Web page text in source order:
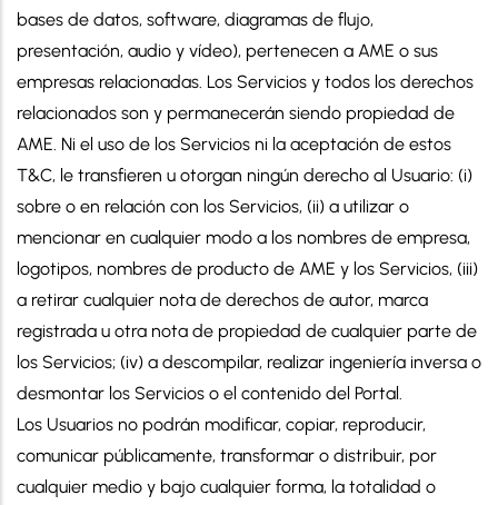
bases de datos, software, diagramas de flujo,
presentación, audio y vídeo), pertenecen a AME o sus
empresas relacionadas. Los Servicios y todos los derechos
relacionados son y permanecerán siendo propiedad de
AME. Ni el uso de los Servicios ni la aceptación de estos
T&C, le transfieren u otorgan ningún derecho al Usuario: (i)
sobre o en relación con los Servicios, (ii) a utilizar o
mencionar en cualquier modo a los nombres de empresa,
logotipos, nombres de producto de AME y los Servicios, (iii)
a retirar cualquier nota de derechos de autor, marca
registrada u otra nota de propiedad de cualquier parte de
los Servicios; (iv) a descompilar, realizar ingeniería inversa o
desmontar los Servicios o el contenido del Portal.
Los Usuarios no podrán modificar, copiar, reproducir,
comunicar públicamente, transformar o distribuir, por
cualquier medio y bajo cualquier forma, la totalidad o